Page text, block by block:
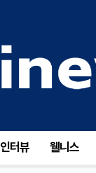
터뷰 웰니스